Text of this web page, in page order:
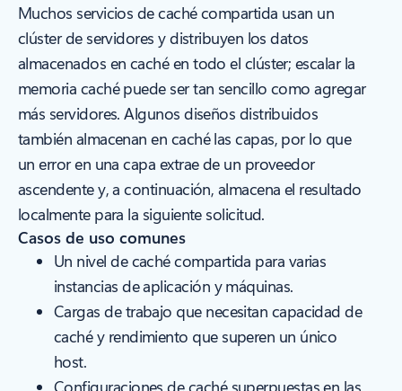
Muchos servicios de caché compartida usan un
clúster de servidores y distribuyen los datos
almacenados en caché en todo el clúster; escalar la
memoria caché puede ser tan sencillo como agregar
más servidores. Algunos diseños distribuidos
también almacenan en caché las capas, por lo que
un error en una capa extrae de un proveedor
ascendente y, a continuación, almacena el resultado
localmente para la siguiente solicitud.
Casos de uso comunes
Un nivel de caché compartida para varias
instancias de aplicación y máquinas.
Cargas de trabajo que necesitan capacidad de
caché y rendimiento que superen un único
host.